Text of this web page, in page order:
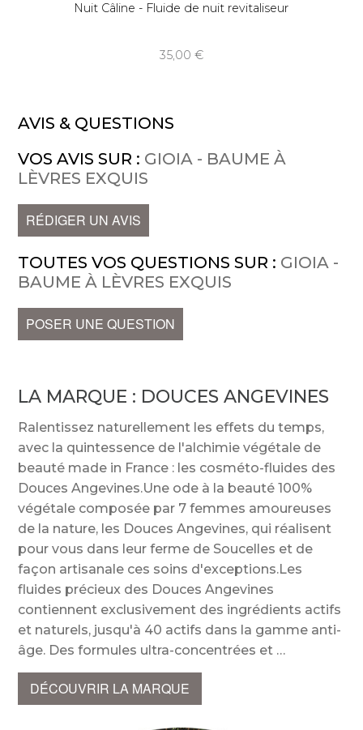
Nuit Câline - Fluide de nuit revitaliseur
35,00
AVIS & QUESTIONS
VOS AVIS SUR : GIOIA - BAUME À
LÈVRES EXQUIS
RÉDIGER UN AVIS
TOUTES VOS QUESTIONS SUR : GIOIA -
BAUME À LÈVRES EXQUIS
POSER UNE QUESTION
LA MARQUE : DOUCES ANGEVINES
Ralentissez naturellement les effets du temps,
avec la quintessence de l'alchimie végétale de
beauté made in France : les cosméto-fluides des
Douces Angevines.Une ode à la beauté 100%
végétale composée par 7 femmes amoureuses
de la nature, les Douces Angevines, qui réalisent
pour vous dans leur ferme de Soucelles et de
façon artisanale ces soins d'exceptions.Les
fluides précieux des Douces Angevines
contiennent exclusivement des ingrédients actifs
et naturels, jusqu'à 40 actifs dans la gamme anti-
ge. Des formules ultra-concentrées et
DÉCOUVRIR LA MARQUE